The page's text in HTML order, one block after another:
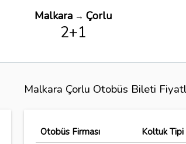
Malkara→ Çorlu
2+1
Malkara Çorlu Otobüs Bileti
Otobüs Firması Koltuk Tipi